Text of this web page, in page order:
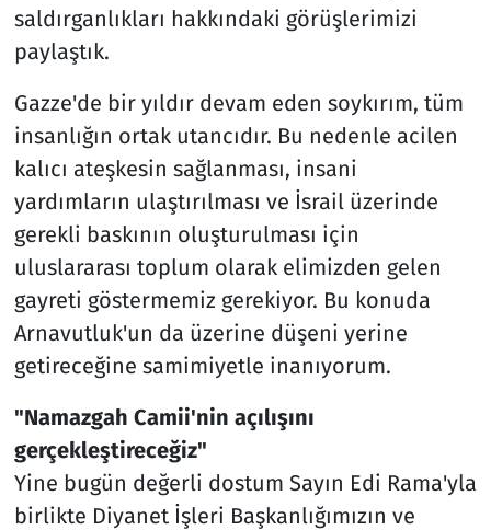
saldırganlıkları hakkındaki görüşlerimizi
paylaştık.
Gazze'de bir yıldır devam eden soykırım, tüm
insanlığın ortak utancıdır. Bu nedenle acilen
kalıcı ateşkesin sağlanması, insani
yardımların ulaştırılması ve İsrail üzerinde
gerekli baskının oluşturulması için
uluslararası toplum olarak elimizden gelen
gayreti göstermemiz gerekiyor. Bu konuda
Arnavutluk'un da üzerine düşeni yerine
getireceğine samimiyetle inanıyorum.
"Namazgah Camii'nin açılışını
gerçekleştireceğiz"
Yine bugün değerli dostum Sayın Edi Rama'yla
birlikte Diyanet İşleri Başkanlığımızın ve